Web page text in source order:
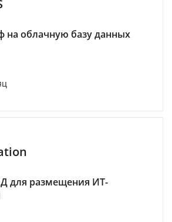
на облачную базу данных
для размещения ИТ-